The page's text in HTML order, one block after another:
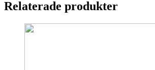
Relaterade produkter